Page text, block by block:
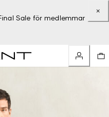
Sale för medlemmar